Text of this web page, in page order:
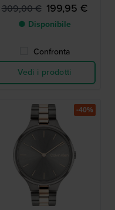
309,00 € 199,95 €
● Disponibile
Confronta
Vedi i prodotti
-40%